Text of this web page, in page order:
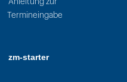
Termineingabe
zm-starter